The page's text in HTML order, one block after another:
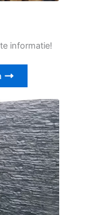
informatie!